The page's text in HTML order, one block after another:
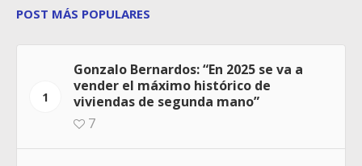
POST MÁS POPULARES
1
Gonzalo Bernardos: “En 2025 se va a
vender el máximo histórico de
viviendas de segunda mano”
7